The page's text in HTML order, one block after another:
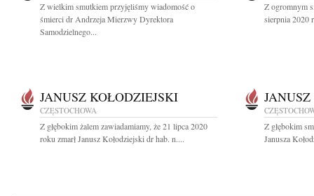
Z wielkim smutkiem przyjęliśmy wiadomość o
śmierci dr Andrzeja Mierzwy Dyrektora
Samodzielnego...
Z ogromnym
sierpnia 2020
JANUSZ KOŁODZIEJSKI
CZĘSTOCHOWA
Z głębokim żalem zawiadamiamy, że 21 lipca 2020
roku zmarł Janusz Kołodziejski dr hab. n....
Z głębokim
Janusza